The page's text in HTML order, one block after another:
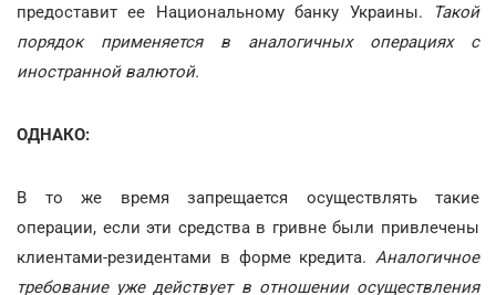
предоставит ее Национальному банку Украины.
Такой
порядок применяется в аналогичных операциях с
иностранной валютой.
ОДНАКО:
В то же время запрещается осуществлять такие
операции, если эти средства в гривне были привлечены
клиентами-резидентами в форме кредита. Аналогичное
требование уже действует в отношении осуществления